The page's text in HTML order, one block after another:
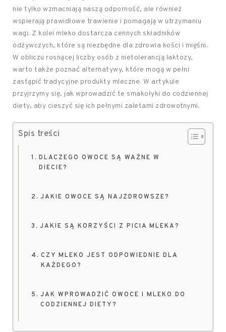
nie tylko wzmacniają naszą odporność, ale również
wspierają prawidłowe trawienie i pomagają w utrzymaniu
wagi. Z kolei mleko dostarcza cennych składników
odżywczych, które są niezbędne dla zdrowia kości i mięśni.
W obliczu rosnącej liczby osób z nietolerancją laktozy,
warto także poznać alternatywy, które mogą w pełni
zastąpić tradycyjne produkty mleczne. W artykule
przyjrzymy się, jak wprowadzić te smakołyki do codziennej
diety, aby cieszyć się ich pełnymi zaletami zdrowotnymi.
Spis treści
DLACZEGO OWOCE SĄ WAŻNE W
DIECIE?
JAKIE OWOCE SĄ NAJZDROWSZE?
JAKIE SĄ KORZYŚCI Z PICIA MLEKA?
CZY MLEKO JEST ODPOWIEDNIE DLA
KAŻDEGO?
JAK WPROWADZIĆ OWOCE I MLEKO DO
CODZIENNEJ DIETY?